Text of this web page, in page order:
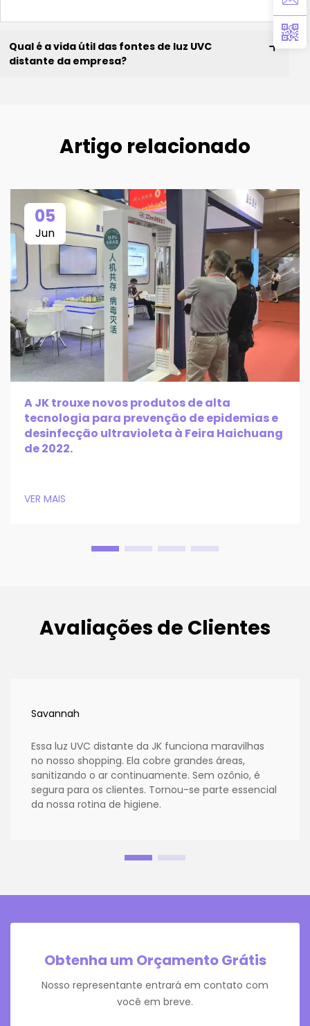
Qual é a vida útil das fontes de luz UVC
distante da empresa?
Artigo relacionado
05
Jun
A JK trouxe novos produtos de alta
tecnologia para prevenção de epidemias e
desinfecção ultravioleta à Feira Haichuang
de 2022.
VER MAIS
Avaliações de Clientes
Savannah
Essa luz UVC distante da JK funciona maravilhas
no nosso shopping. Ela cobre grandes áreas,
sanitizando o ar continuamente. Sem ozônio, é
segura para os clientes. Tornou-se parte essencial
da nossa rotina de higiene.
Obtenha um Orçamento Grátis
Nosso representante entrará em contato com
você em breve.